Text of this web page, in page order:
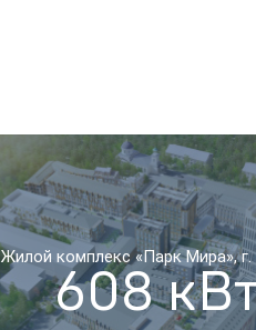
Жилой комплекс «Парк Мира»,
608